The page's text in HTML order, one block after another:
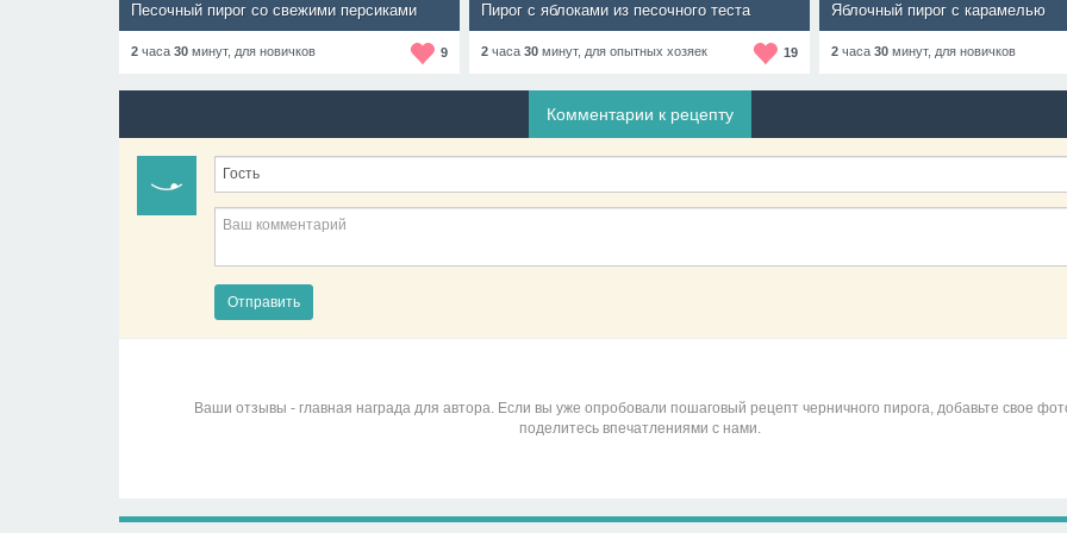
Песочный пирог со свежими персиками
2часа 30минут, для новичков 9
Пирог с яблоками из песочного теста
2часа 30минут, для опытных хозяек 19
Яблочный пирог с карамелью
2 часа30 минут, для новичков
Комментарии к рецепту
Отправить
Ваши отзывы - главная награда для автора. Если вы уже опробовали пошаговый рецепт черничного пирога, добавьте свое
поделитесь впечатлениями с нами.